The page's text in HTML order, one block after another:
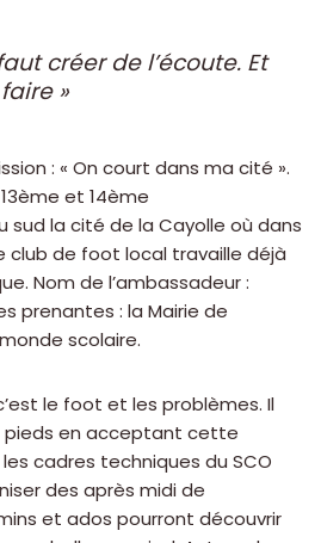
créer de l’écoute. Et
»
: « On court dans ma cité ».
et 14ème
sud la cité de la Cayolle où dans
club de foot local travaille déjà
Nom de l’ambassadeur :
prenantes : la Mairie de
scolaire.
le foot et les problèmes. Il
pieds en acceptant cette
les cadres techniques du SCO
des après midi de
et ados pourront découvrir